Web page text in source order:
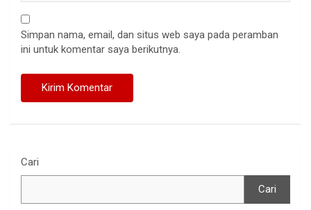
Simpan nama, email, dan situs web saya pada peramban
ini untuk komentar saya berikutnya.
Cari
Cari